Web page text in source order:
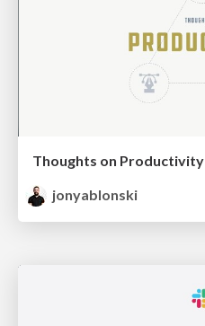
Thoughts on Productivity
jonyablonski